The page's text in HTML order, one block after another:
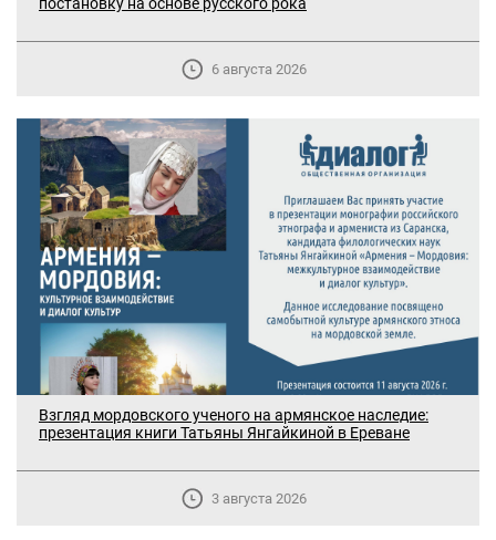
6 августа 2026
Взгляд мордовского ученого на армянское наследие:
презентация книги Татьяны Янгайкиной в Ереване
3 августа 2026
В Москве прошло заседание
дискуссионного форума «Лорис
Меликов» на тему: «ООН и
предотвращение геноцидов»